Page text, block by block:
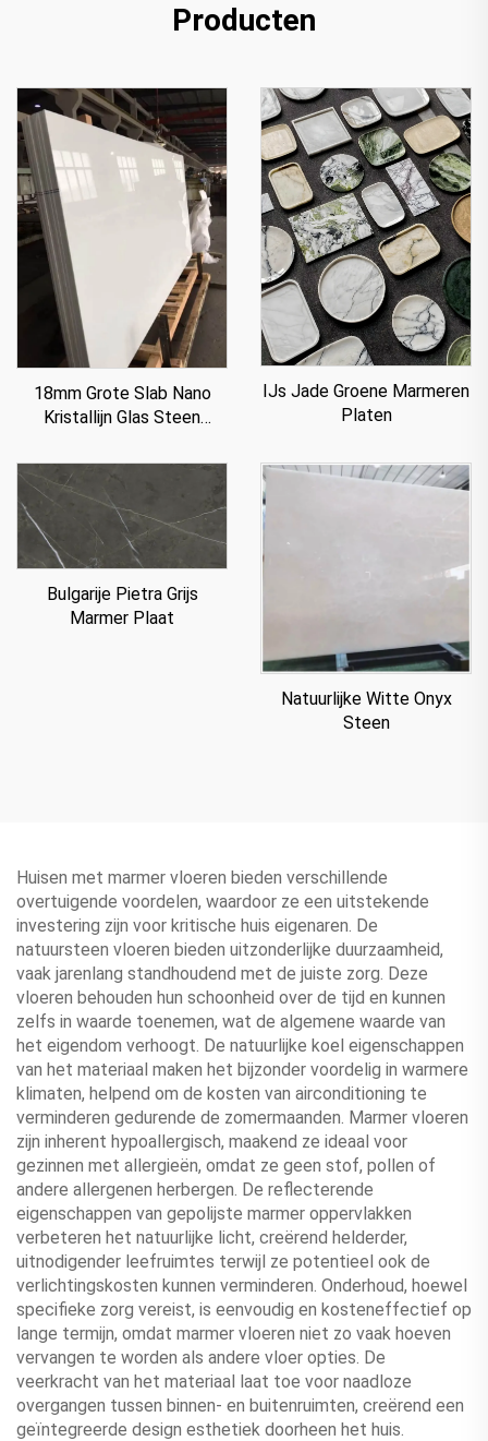
Producten
18mm Grote Slab Nano
Kristallijn Glas Steen
IJs Jade Groene Marmeren
Platen
Bulgarije Pietra Grijs
Marmer Plaat
Natuurlijke Witte Onyx
Steen
Huisen met marmer vloeren bieden verschillende
overtuigende voordelen, waardoor ze een uitstekende
investering zijn voor kritische huis eigenaren. De
natuursteen vloeren bieden uitzonderlijke duurzaamheid,
vaak jarenlang standhoudend met de juiste zorg. Deze
vloeren behouden hun schoonheid over de tijd en kunnen
zelfs in waarde toenemen, wat de algemene waarde van
het eigendom verhoogt. De natuurlijke koel eigenschappen
van het materiaal maken het bijzonder voordelig in warmere
klimaten, helpend om de kosten van airconditioning te
verminderen gedurende de zomermaanden. Marmer vloeren
zijn inherent hypoallergisch, maakend ze ideaal voor
gezinnen met allergieën, omdat ze geen stof, pollen of
andere allergenen herbergen. De reflecterende
eigenschappen van gepolijste marmer oppervlakken
verbeteren het natuurlijke licht, creërend helderder,
uitnodigender leefruimtes terwijl ze potentieel ook de
verlichtingskosten kunnen verminderen. Onderhoud, hoewel
specifieke zorg vereist, is eenvoudig en kosteneffectief op
lange termijn, omdat marmer vloeren niet zo vaak hoeven
vervangen te worden als andere vloer opties. De
veerkracht van het materiaal laat toe voor naadloze
overgangen tussen binnen- en buitenruimten, creërend een
geïntegreerde design esthetiek doorheen het huis.